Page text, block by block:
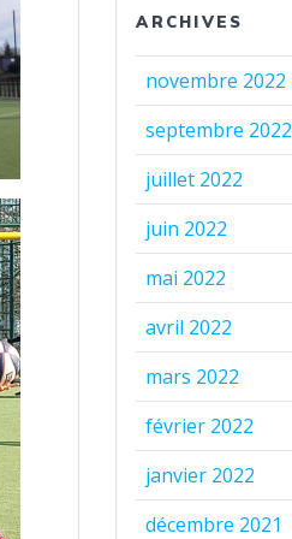
ARCHIVES
novembre 2022
septembre 2022
juillet 2022
juin 2022
mai 2022
avril 2022
mars 2022
février 2022
janvier 2022
décembre 2021